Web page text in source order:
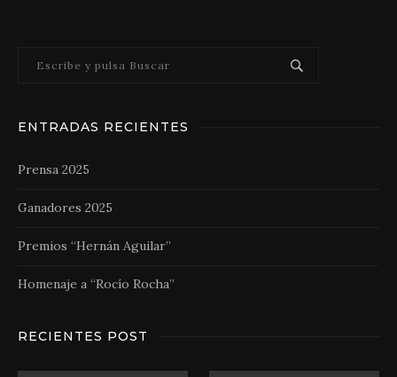
ENTRADAS RECIENTES
Prensa 2025
Ganadores 2025
Premios “Hernán Aguilar”
Homenaje a “Rocío Rocha”
RECIENTES POST